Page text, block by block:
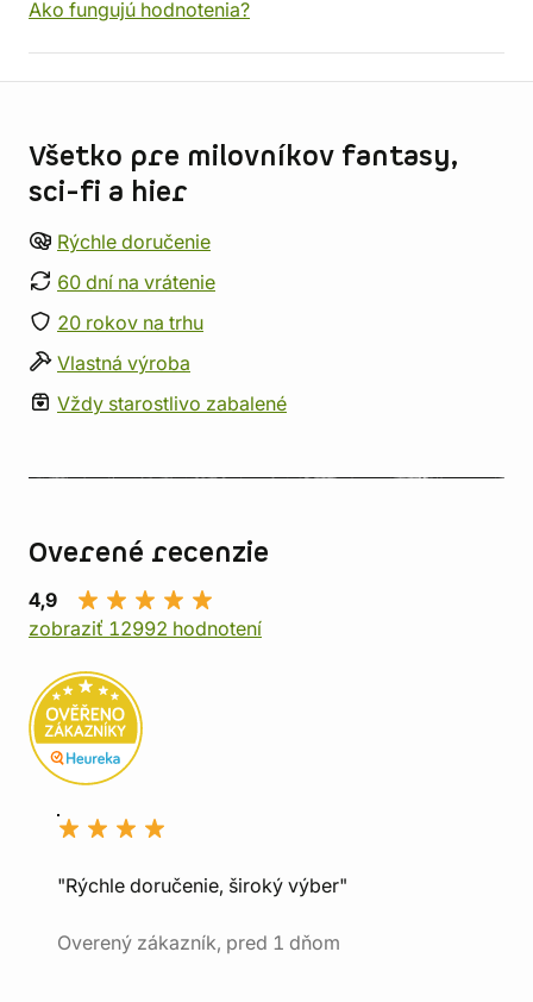
Ako fungujú hodnotenia?
Všetko pre milovníkov fantasy,
sci-fi a hier
Rýchle doručenie
60 dní na vrátenie
20 rokov na trhu
Vlastná výroba
Vždy starostlivo zabalené
Overené recenzie
4,9
zobraziť 12992 hodnotení
"Rýchle doručenie, široký výber"
Overený zákazník, pred 1 dňom